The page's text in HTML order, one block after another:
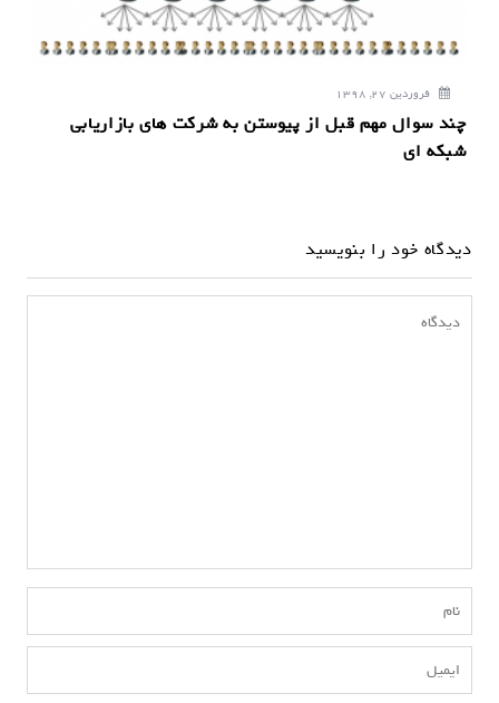
فروردین 27, 1398
چند سوال مهم قبل از پیوستن به شرکت های بازاریابی
شبکه ای
دیدگاه خود را بنویسید